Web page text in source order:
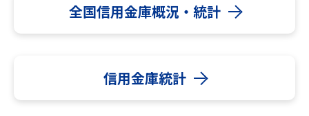
全国信用金庫概況・統計
信用金庫統計